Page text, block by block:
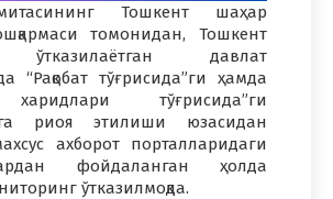
Тошкент шаҳар
томонидан, Тошкент
ўтказилаётган давлат
“Рақобат тўғрисида”ги ҳамда
тўғрисида”ги
риоя этилиши юзасидан
ахборот порталларидаги
фойдаланган ҳолда
ўтказилмоқда.